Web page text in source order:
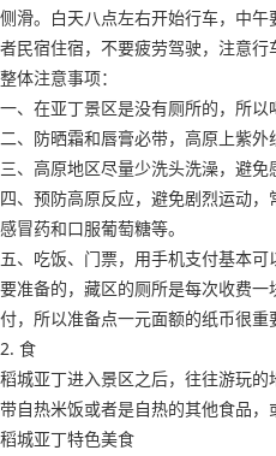
侧滑。白天八点左右开始行车，中
者民宿住宿，不要疲劳驾驶，注意行
整体注意事项：
一、在亚丁景区是没有厕所的，所以
二、防晒霜和唇膏必带，高原上紫外
三、高原地区尽量少洗头洗澡，避免
四、预防高原反应，避免剧烈运动
感冒药和口服葡萄糖等。
五、吃饭、门票，用手机支付基本
要准备的，藏区的厕所是每次收费
付，所以准备点一元面额的纸币很重
2. 食
稻城亚丁进入景区之后，往往游玩
带自热米饭或者是自热的其他食品，
稻城亚丁特色美食